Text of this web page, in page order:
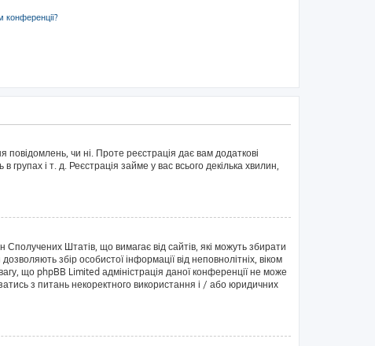
конференції?
чи ні. Проте реєстрація дає вам додаткові
групах і т. д. Реєстрація займе у вас всього декілька хвилин,
Штатів, що вимагає від сайтів, які можуть збирати
збір особистої інформації від неповнолітніх, віком
що phpBB Limited адміністрація даної конференції не може
з питань некоректного використання і / або юридичних